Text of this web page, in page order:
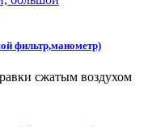
фильтр,манометр)
сжатым воздухом